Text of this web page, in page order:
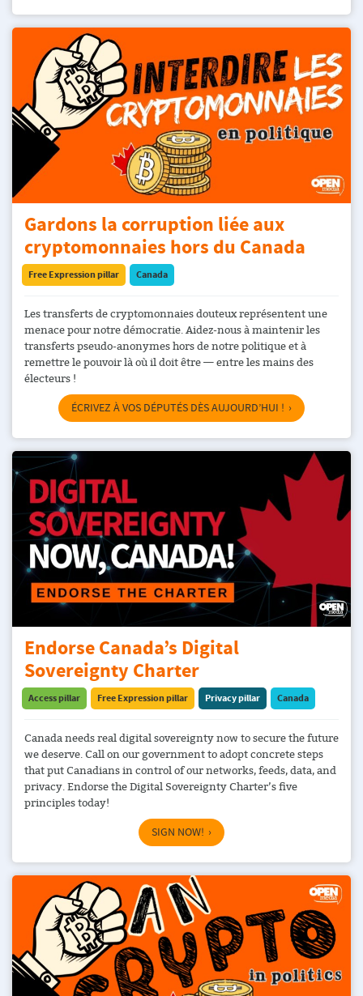
Gardons la corruption liée aux
cryptomonnaies hors du Canada
Free Expression pillar Canada
Les transferts de cryptomonnaies douteux représentent une
menace pour notre démocratie. Aidez-nous à maintenir les
transferts pseudo-anonymes hors de notre politique et à
remettre le pouvoir là où il doit être — entre les mains des
électeurs !
ÉCRIVEZ À VOS DÉPUTÉS DÈS AUJOURD’HUI !
Endorse Canada’s Digital
Sovereignty Charter
Access pillar Free Expression pillar Privacy pillar Canada
Canada needs real digital sovereignty now to secure the future
we deserve. Call on our government to adopt concrete steps
that put Canadians in control of our networks, feeds, data, and
privacy. Endorse the Digital Sovereignty Charter’s five
principles today!
SIGN NOW!